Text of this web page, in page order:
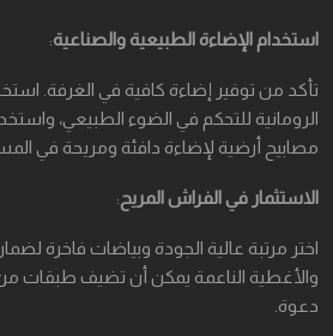
استخدام الإضاءة الطبيعية والصناعية:
تأكد من توفير إضاءة كافية في الغرفة.
الرومانية للتحكم في الضوء الطبيعي،
مصابيح أرضية لإضاءة دافئة ومريحة في
الاستثمار في الفراش المريح:
اختر مرتبة عالية الجودة وبياضات فاخرة
والأغطية الناعمة يمكن أن تضيف طبقات من
دعوة.